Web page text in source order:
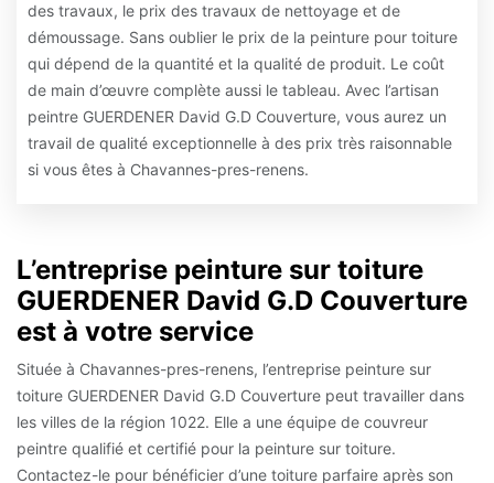
des travaux, le prix des travaux de nettoyage et de
démoussage. Sans oublier le prix de la peinture pour toiture
qui dépend de la quantité et la qualité de produit. Le coût
de main d’œuvre complète aussi le tableau. Avec l’artisan
peintre GUERDENER David G.D Couverture, vous aurez un
travail de qualité exceptionnelle à des prix très raisonnable
si vous êtes à Chavannes-pres-renens.
L’entreprise peinture sur toiture
GUERDENER David G.D Couverture
est à votre service
Située à Chavannes-pres-renens, l’entreprise peinture sur
toiture GUERDENER David G.D Couverture peut travailler dans
les villes de la région 1022. Elle a une équipe de couvreur
peintre qualifié et certifié pour la peinture sur toiture.
Contactez-le pour bénéficier d’une toiture parfaire après son